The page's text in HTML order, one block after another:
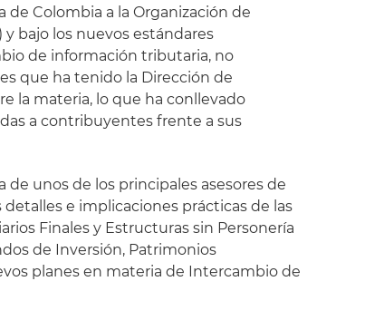
Colombia a la Organización de
y bajo los nuevos estándares
de información tributaria, no
que ha tenido la Dirección de
la materia, lo que ha conllevado
a contribuyentes frente a sus
unos de los principales asesores de
e implicaciones prácticas de las
Finales y Estructuras sin Personería
de Inversión, Patrimonios
planes en materia de Intercambio de